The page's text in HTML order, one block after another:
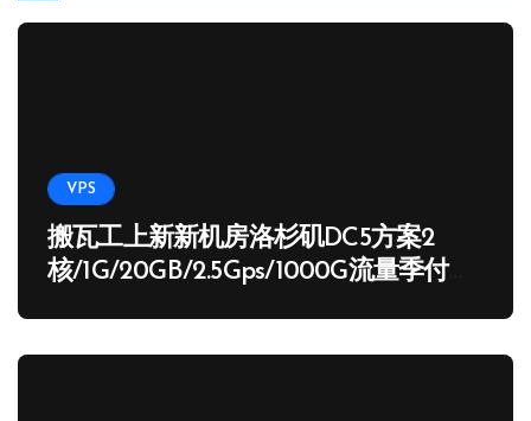
VPS
搬瓦工上新新机房洛杉矶DC5方案2
核/1G/20GB/2.5Gps/1000G流量季付